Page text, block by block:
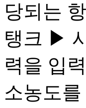
당되는
탱크 ▶
력을 입
소농도